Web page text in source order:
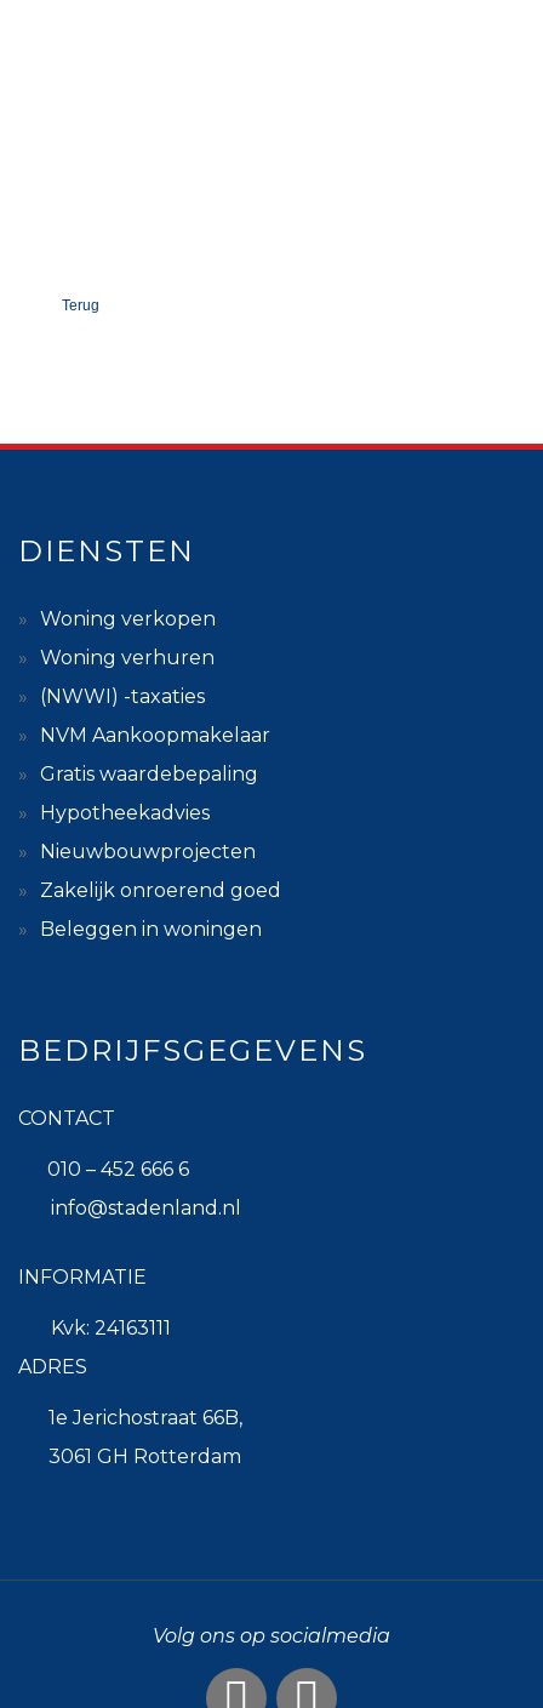
Terug
DIENSTEN
Woning verkopen
Woning verhuren
(NWWI) -taxaties
NVM Aankoopmakelaar
Gratis waardebepaling
Hypotheekadvies
Nieuwbouwprojecten
Zakelijk onroerend goed
Beleggen in woningen
BEDRIJFSGEGEVENS
CONTACT
010 – 452 666 6
info@stadenland.nl
INFORMATIE
Kvk: 24163111
ADRES
1e Jerichostraat 66B,
3061 GH Rotterdam
Volg ons op socialmedia